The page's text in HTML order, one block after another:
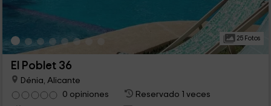
25 Fotos
El Poblet 36
Dénia, Alicante
0 opiniones
Reservado 1 veces